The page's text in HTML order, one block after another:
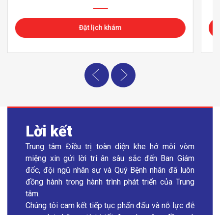
Đặt lịch khám
Lời kết
Trung tâm Điều trị toàn diện khe hở môi vòm
miệng xin gửi lời tri ân sâu sắc đến Ban Giám
đốc, đội ngũ nhân sự và Quý Bệnh nhân đã luôn
đồng hành trong hành trình phát triển của Trung
tâm.
Chúng tôi cam kết tiếp tục phấn đấu và nỗ lực đễ